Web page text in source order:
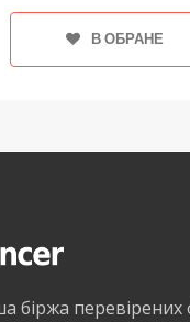
В ОБРАНЕ
біржа